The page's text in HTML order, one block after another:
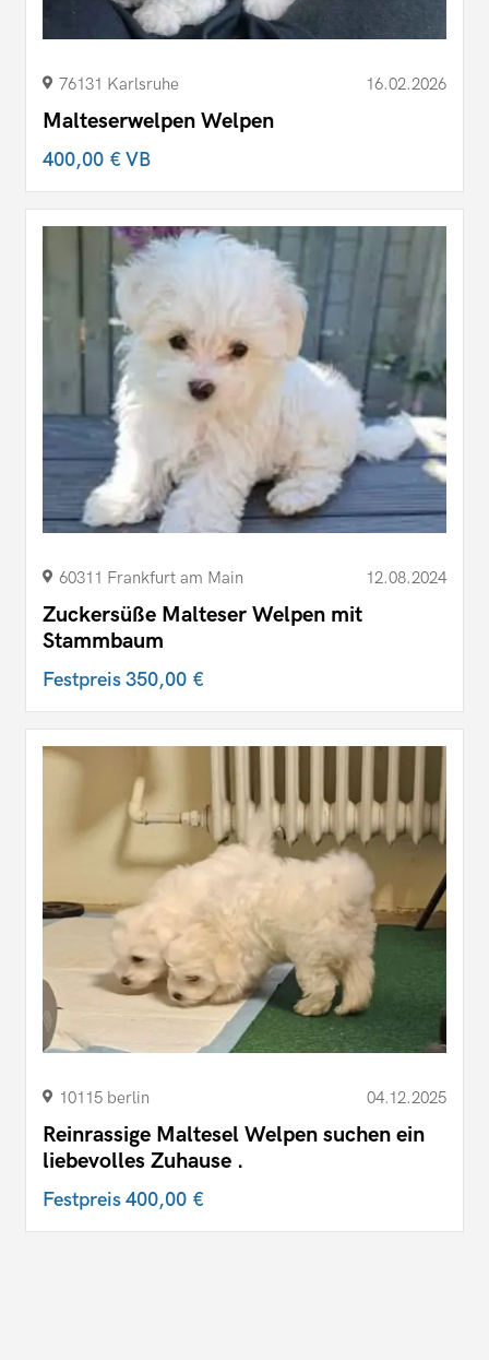
76131 Karlsruhe 16.02.2026
Malteserwelpen Welpen
400,00 €VB
60311 Frankfurt am Main 12.08.2024
Zuckersüße Malteser Welpen mit
Stammbaum
Festpreis350,00 €
10115 berlin 04.12.2025
Reinrassige Maltesel Welpen suchen ein
liebevolles Zuhause .
Festpreis400,00 €